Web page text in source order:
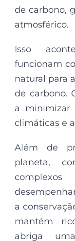
de carbono,
atmosférico.
Isso
funcionam
natural para
de carbono.
a minimizar
climáticas e
Além de
planeta,
a
mantém
abriga